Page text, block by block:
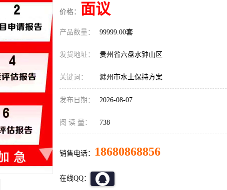
价格： 面议
产品数量： 99999.00套
发货地址： 贵州省六盘水钟山区
关键词： 滁州市水土保持方案
发布日期： 2026-08-07
阅 读 量： 738
销售电话： 18680868856
在线QQ：